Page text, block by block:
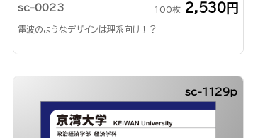
sc-0023 100枚 2,530円
電波のようなデザインは理系向け！？
sc-1129p